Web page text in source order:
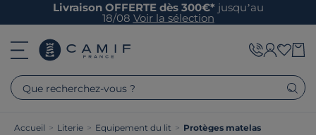
Livraison OFFERTE dès 300€* jusqu’au
18/08 Voir la sélection
Que recherchez-vous ?
Accueil > Literie > Equipement du lit > Protèges matelas